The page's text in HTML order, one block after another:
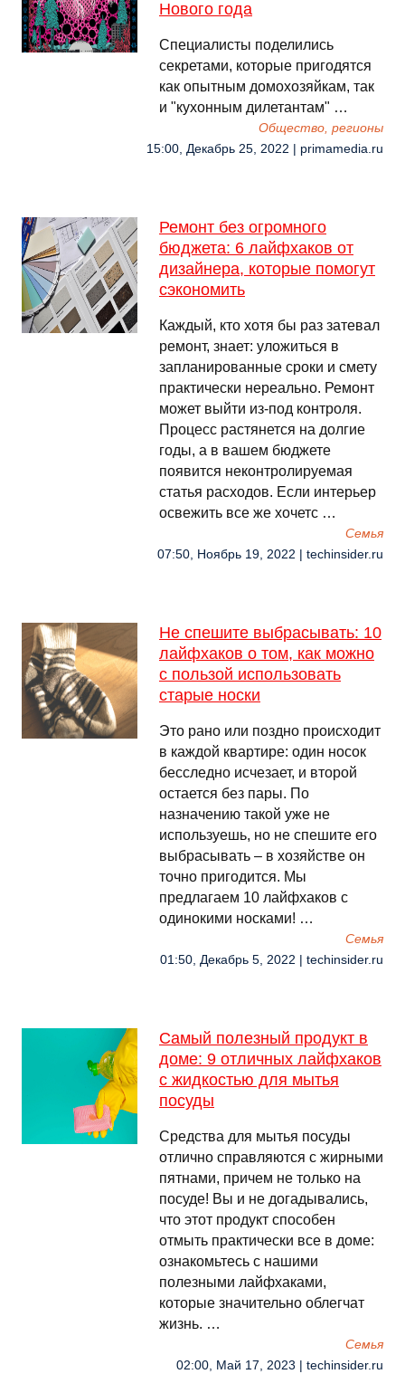
Нового года
Специалисты поделились
секретами, которые пригодятся
как опытным домохозяйкам, так
и "кухонным дилетантам" …
Общество, регионы
15:00, Декабрь 25, 2022 | primamedia.ru
Ремонт без огромного
бюджета: 6 лайфхаков от
дизайнера, которые помогут
сэкономить
Каждый, кто хотя бы раз затевал
ремонт, знает: уложиться в
запланированные сроки и смету
практически нереально. Ремонт
может выйти из-под контроля.
Процесс растянется на долгие
годы, а в вашем бюджете
появится неконтролируемая
статья расходов. Если интерьер
освежить все же хочетс …
Семья
07:50, Ноябрь 19, 2022 | techinsider.ru
Не спешите выбрасывать: 10
лайфхаков о том, как можно
с пользой использовать
старые носки
Это рано или поздно происходит
в каждой квартире: один носок
бесследно исчезает, и второй
остается без пары. По
назначению такой уже не
используешь, но не спешите его
выбрасывать – в хозяйстве он
точно пригодится. Мы
предлагаем 10 лайфхаков с
одинокими носками! …
Семья
01:50, Декабрь 5, 2022 | techinsider.ru
Самый полезный продукт в
доме: 9 отличных лайфхаков
с жидкостью для мытья
посуды
Средства для мытья посуды
отлично справляются с жирными
пятнами, причем не только на
посуде! Вы и не догадывались,
что этот продукт способен
отмыть практически все в доме:
ознакомьтесь с нашими
полезными лайфхаками,
которые значительно облегчат
жизнь. …
Семья
02:00, Май 17, 2023 | techinsider.ru